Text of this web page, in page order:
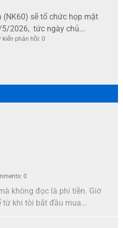
sẽ tổ chức họp mặt
2026, tức ngày chủ...
kiến phản hồi: 0
0
không đọc là phí tiền. Giờ
từ khi tôi bắt đầu mua...